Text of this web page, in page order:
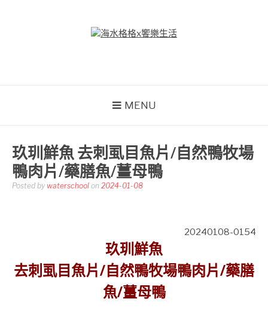
MENU
玖玔鮮魚 去刺虱目魚片/自然鴨牧場
鴨肉片/藥膳魚/薑母鴨
Posted by waterschool on 2024-01-08
20240108-0154
玖玔鮮魚
去刺虱目魚片/自然鴨牧場鴨肉片/藥膳
魚/薑母鴨